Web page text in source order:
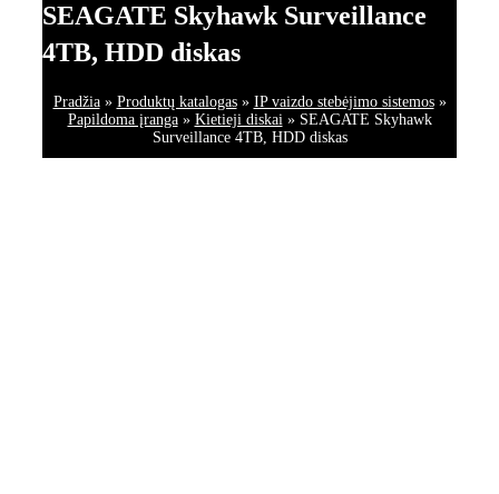
SEAGATE Skyhawk Surveillance
4TB, HDD diskas
Pradžia» Produktų katalogas» IP vaizdo stebėjimo sistemos»
Papildoma įranga» Kietieji diskai» SEAGATE Skyhawk
Surveillance 4TB, HDD diskas